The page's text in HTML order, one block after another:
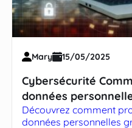
Mary 15/05/2025
Cybersécurité
données
Découvrez comment
données personnelles